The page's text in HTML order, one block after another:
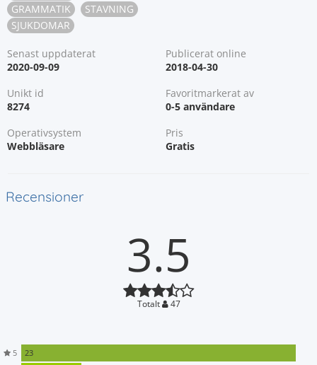
GRAMMATIK
STAVNING
SJUKDOMAR
Senast uppdaterat
2020-09-09
Publicerat online
2018-04-30
Unikt id
8274
Favoritmarkerat av
0-5 användare
Operativsystem
Webbläsare
Pris
Gratis
Recensioner
3.5
Totalt 47
5
23